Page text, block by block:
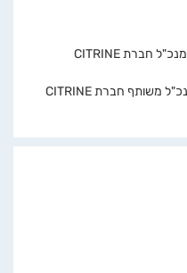
מייסדת ומנכ"ל חברת CITRINE
, מייסד ומנכ"ל משותף חברת CITRINE